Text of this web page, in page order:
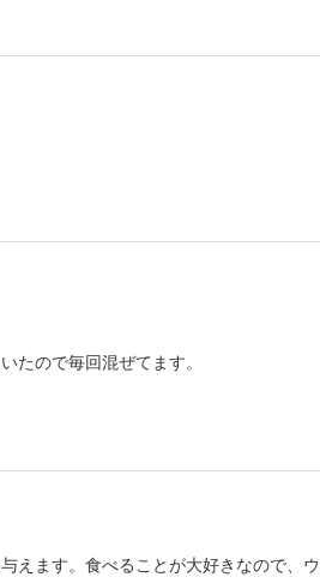
たので毎回混ぜてます。
えます。食べることが大好きなので、